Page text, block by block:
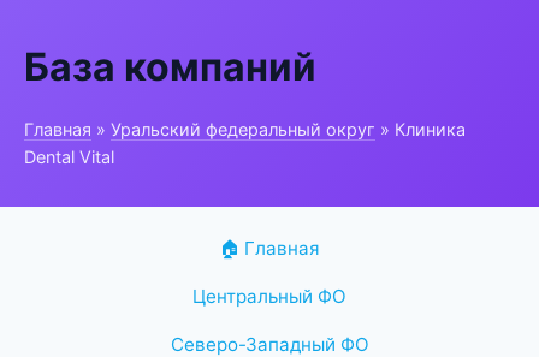
База компаний
Главная » Уральский федеральный округ » Клиника
Dental Vital
🏠 Главная
Центральный ФО
Северо-Западный ФО